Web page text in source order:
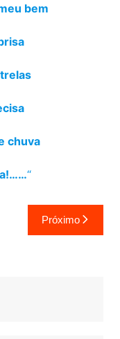
bem
chuva
“
Próximo